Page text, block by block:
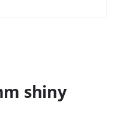
shiny